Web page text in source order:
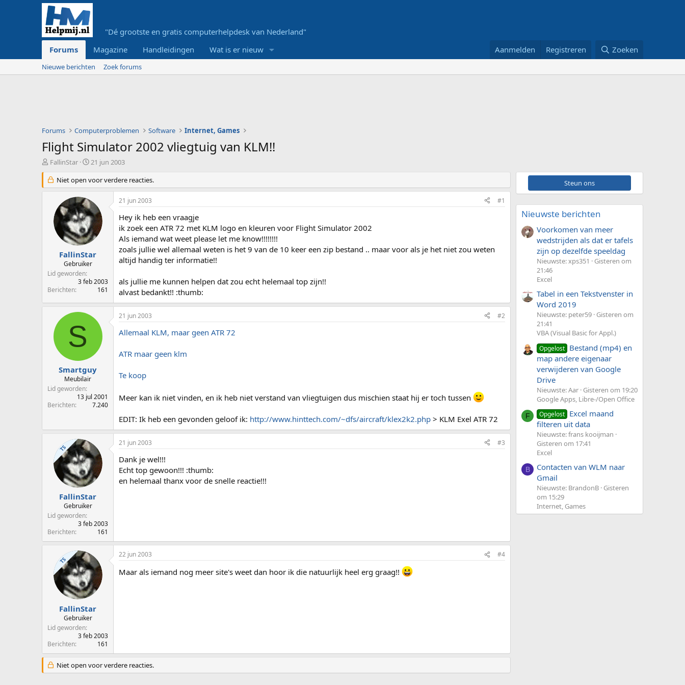
"Dé grootste en gratis computerhelpdesk van Nederland"
Forums
Magazine Handleidingen Wat is er nieuw Aanmelden Registreren Zoeken
Nieuwe berichten Zoek forums
Forums Computerproblemen Software Internet, Games
Flight Simulator 2002 vliegtuig van KLM!!
O
d
e
r
e
FallinStar
S
a
r
t
d
a
t
u
m
21 jun 2003
Niet open voor verdere reacties.
FallinStar
Gebruiker
Lid geworden
3 feb 2003
Berichten
161
21 jun 2003 #1
Hey ik heb een vraagje
ik zoek een ATR 72 met KLM logo en kleuren voor Flight Simulator 2002
Als iemand wat weet please let me know!!!!!!!!
zoals jullie wel allemaal weten is het 9 van de 10 keer een zip bestand .. maar voor als je het niet zou weten
altijd handig ter informatie!!
als jullie me kunnen helpen dat zou echt helemaal top zijn!!
alvast bedankt!! :thumb:
S
Smartguy
Meubilair
Lid geworden
13 jul 2001
Berichten
7.240
21 jun 2003 #2
Allemaal KLM, maar geen ATR 72
ATR maar geen klm
Te koop
Meer kan ik niet vinden, en ik heb niet verstand van vliegtuigen dus mischien staat hij er toch tussen
EDIT: Ik heb een gevonden geloof ik: http://www.hinttech.com/~dfs/aircraft/klex2k2.php > KLM Exel ATR 72
TS
FallinStar
Gebruiker
Lid geworden
3 feb 2003
Berichten
161
21 jun 2003 #3
Dank je wel!!!
Echt top gewoon!!! :thumb:
en helemaal thanx voor de snelle reactie!!!
TS
FallinStar
Gebruiker
Lid geworden
3 feb 2003
Berichten
161
22 jun 2003 #4
Maar als iemand nog meer site's weet dan hoor ik die natuurlijk heel erg graag!!
Niet open voor verdere reacties.
Steun ons
Nieuwste berichten
Voorkomen van meer
wedstrijden als dat er tafels
zijn op dezelfde speeldag
Nieuwste: xps351
Gisteren om
21:46
Excel
Tabel in een Tekstvenster in
Word 2019
Nieuwste: peter59 Gisteren om
21:41
VBA (Visual Basic for Appl.)
Opgelost Bestand (mp4) en
map andere eigenaar
verwijderen van Google
Drive
Nieuwste: Aar Gisteren om 19:20
Google Apps, Libre-/Open Office
F Opgelost Excel maand
filteren uit data
Nieuwste: frans kooijman
Gisteren om 17:41
Excel
B
Contacten van WLM naar
Gmail
Nieuwste: BrandonB Gisteren
om 15:29
Internet, Games